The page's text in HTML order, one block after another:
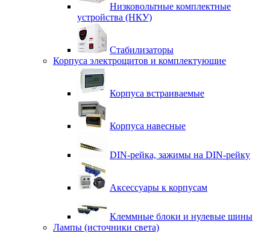
Низковольтные комплектные
устройства (НКУ)
Стабилизаторы
Корпуса электрощитов и комплектующие
Корпуса встраиваемые
Корпуса навесные
DIN-рейка, зажимы на DIN-рейку
Аксессуары к корпусам
Клеммные блоки и нулевые шины
Лампы (источники света)